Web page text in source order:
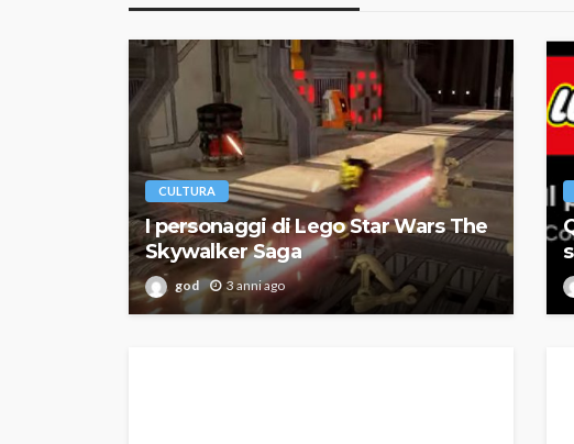
CULTURA
I personaggi di Lego Star Wars The
Skywalker Saga
god 3 anni ago